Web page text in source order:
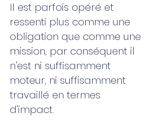
Il est parfois opéré et
ressenti plus comme une
obligation que comme une
mission, par conséquent il
n'est ni suffisamment
moteur, ni suffisamment
travaillé en termes
d'impact.